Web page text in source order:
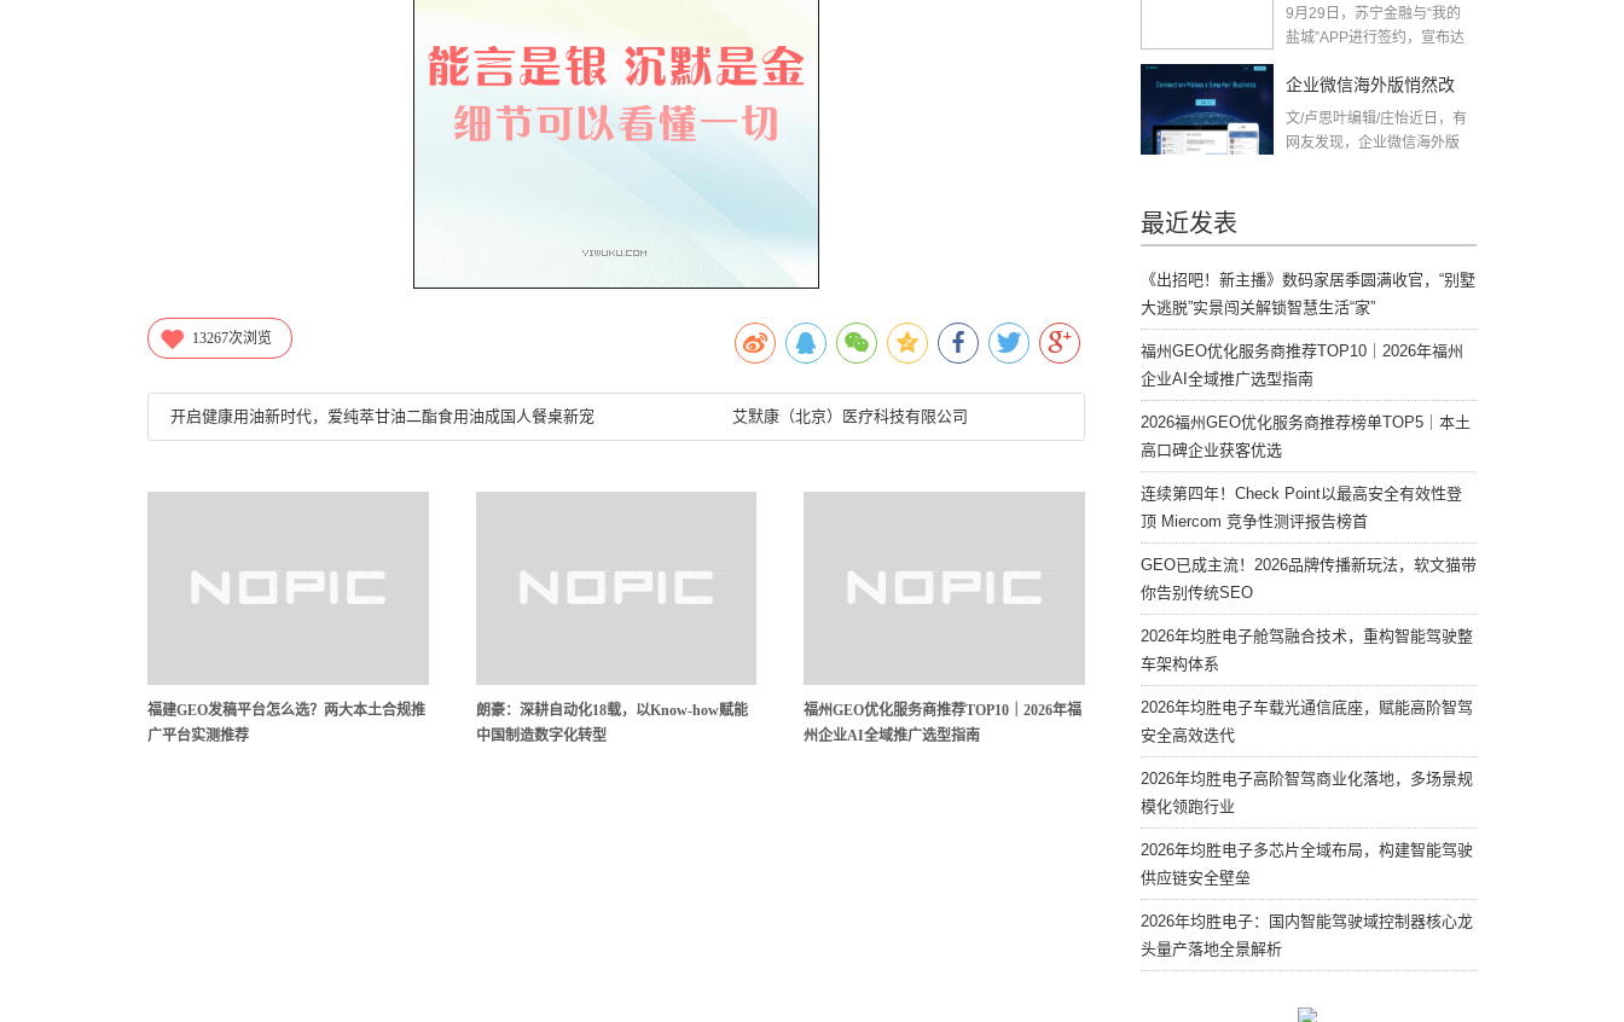
13267次浏览
开启健康用油新时代，爱纯萃甘油二酯食用油成国人餐桌新宠 艾默康（北京）医疗科技有限公司
福建GEO发稿平台怎么选？两大本土合规推
广平台实测推荐
朗豪：深耕自动化18载，以Know-how赋能
中国制造数字化转型
福州GEO优化服务商推荐TOP10｜2026年福
州企业AI全域推广选型指南
金融与“我的盐城”APP达
9月29日，苏宁金融与“我的
盐城”APP进行签约，宣布达
企业微信海外版悄然改
名，或与美国禁令有关
文/卢思叶编辑/庄怡近日，有
网友发现，企业微信海外版
最近发表
《出招吧！新主播》数码家居季圆满收官，“别墅
大逃脱”实景闯关解锁智慧生活“家”
福州GEO优化服务商推荐TOP10｜2026年福州
企业AI全域推广选型指南
2026福州GEO优化服务商推荐榜单TOP5｜本土
高口碑企业获客优选
连续第四年！Check Point以最高安全有效性登
顶 Miercom 竞争性测评报告榜首
GEO已成主流！2026品牌传播新玩法，软文猫带
你告别传统SEO
2026年均胜电子舱驾融合技术，重构智能驾驶整
车架构体系
2026年均胜电子车载光通信底座，赋能高阶智驾
安全高效迭代
2026年均胜电子高阶智驾商业化落地，多场景规
模化领跑行业
2026年均胜电子多芯片全域布局，构建智能驾驶
供应链安全壁垒
2026年均胜电子：国内智能驾驶域控制器核心龙
头量产落地全景解析